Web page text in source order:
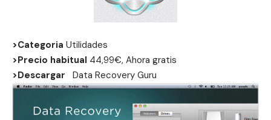
>Categoria Utilidades
>Precio habitual 44,99€, Ahora gratis
>Descargar
Data Recovery Guru